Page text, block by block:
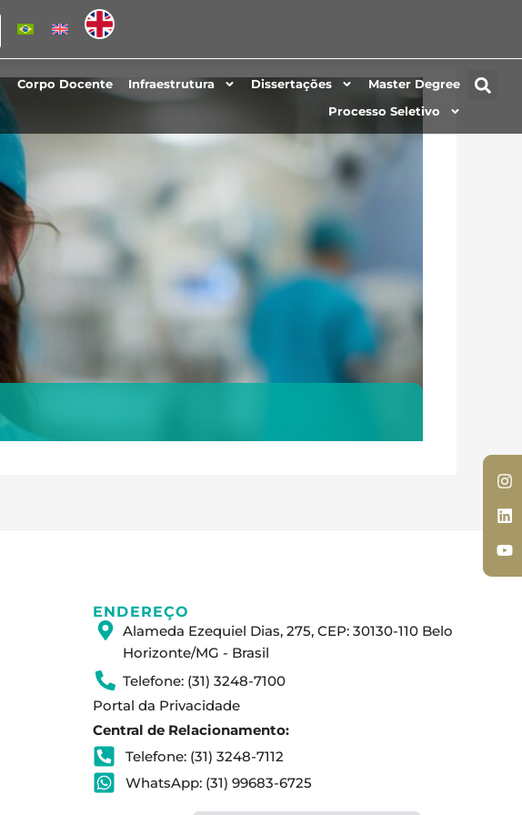
Corpo Docente Infraestrutura Dissertações
Master Degree
Processo Seletivo
ENDEREÇO
Alameda Ezequiel Dias, 275, CEP: 30130-110 Belo
Horizonte/MG - Brasil
Telefone: (31) 3248-7100
Portal da Privacidade
Central de Relacionamento:
Telefone: (31) 3248-7112
WhatsApp: (31) 99683-6725